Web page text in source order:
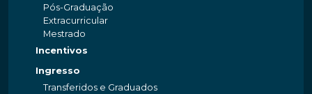
Pós-Graduação
Extracurricular
Mestrado
Incentivos
Ingresso
Transferidos e Graduados